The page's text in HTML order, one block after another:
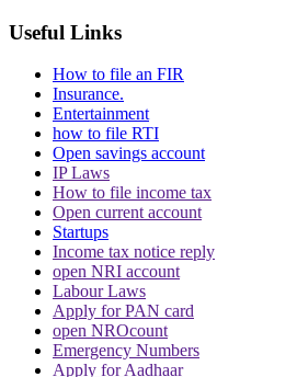
Useful Links
How to file an FIR
Insurance.
Entertainment
how to file RTI
Open savings account
IP Laws
How to file income tax
Open current account
Startups
Income tax notice reply
open NRI account
Labour Laws
Apply for PAN card
open NROcount
Emergency Numbers
Apply for Aadhaar